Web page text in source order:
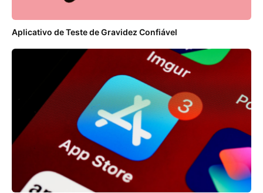
Aplicativo de Teste de Gravidez Confiável